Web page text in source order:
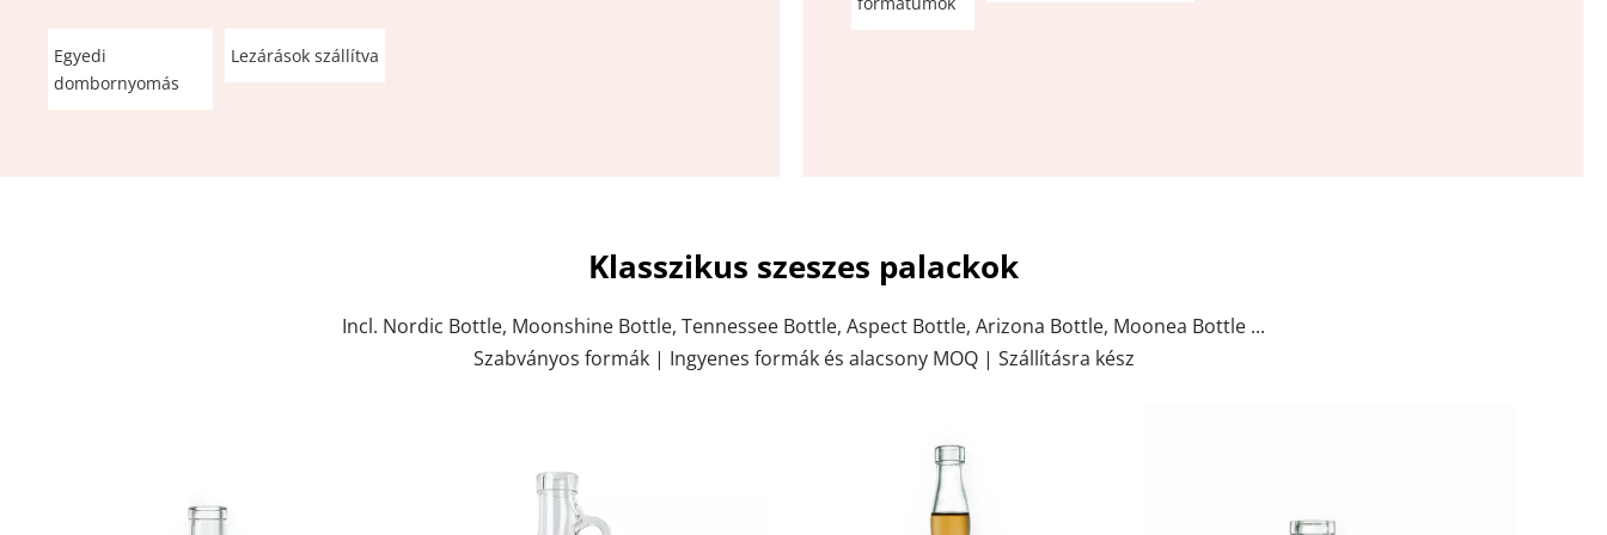
Egyedi
dombornyomás
Lezárások szállítva
Klasszikus szeszes palackok
Incl. Nordic Bottle, Moonshine Bottle, Tennessee Bottle, Aspect Bottle, Arizona Bottle, Moonea Bottle ...
Szabványos formák | Ingyenes formák és alacsony MOQ | Szállításra kész